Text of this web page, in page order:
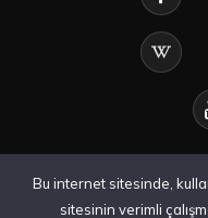
Bu internet sitesinde,
sitesinin verimli